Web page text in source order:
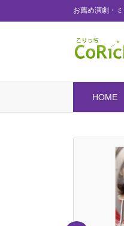
お薦め演劇・
HOME